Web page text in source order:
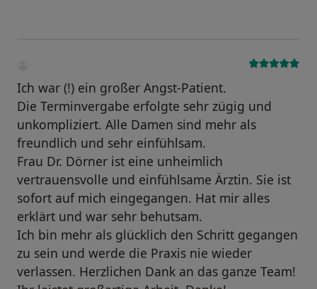
Ich war (!) ein großer Angst-Patient.
Die Terminvergabe erfolgte sehr zügig und
unkompliziert. Alle Damen sind mehr als
freundlich und sehr einfühlsam.
Frau Dr. Dörner ist eine unheimlich
vertrauensvolle und einfühlsame Ärztin. Sie ist
sofort auf mich eingegangen. Hat mir alles
erklärt und war sehr behutsam.
Ich bin mehr als glücklich den Schritt gegangen
zu sein und werde die Praxis nie wieder
verlassen. Herzlichen Dank an das ganze Team!